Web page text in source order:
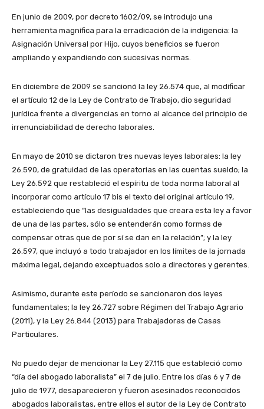
En junio de 2009, por decreto 1602/09, se introdujo una
herramienta magnífica para la erradicación de la indigencia: la
Asignación Universal por Hijo, cuyos beneficios se fueron
ampliando y expandiendo con sucesivas normas.
En diciembre de 2009 se sancionó la ley 26.574 que, al modificar
el artículo 12 de la Ley de Contrato de Trabajo, dio seguridad
jurídica frente a divergencias en torno al alcance del principio de
irrenunciabilidad de derecho laborales.
En mayo de 2010 se dictaron tres nuevas leyes laborales: la ley
26.590, de gratuidad de las operatorias en las cuentas sueldo; la
Ley 26.592 que restableció el espíritu de toda norma laboral al
incorporar como artículo 17 bis el texto del original artículo 19,
estableciendo que “las desigualdades que creara esta ley a favor
de una de las partes, sólo se entenderán como formas de
compensar otras que de por sí se dan en la relación”; y la ley
26.597, que incluyó a todo trabajador en los límites de la jornada
máxima legal, dejando exceptuados solo a directores y gerentes.
Asimismo, durante este período se sancionaron dos leyes
fundamentales; la ley 26.727 sobre Régimen del Trabajo Agrario
(2011), y la Ley 26.844 (2013) para Trabajadoras de Casas
Particulares.
No puedo dejar de mencionar la Ley 27.115 que estableció como
“día del abogado laboralista” el 7 de julio. Entre los días 6 y 7 de
julio de 1977, desaparecieron y fueron asesinados reconocidos
abogados laboralistas, entre ellos el autor de la Ley de Contrato